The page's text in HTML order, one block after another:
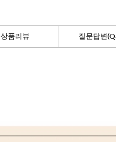
상품리뷰 질문답변